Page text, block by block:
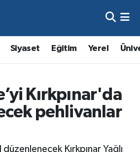
Siyaset Eğitim Yerel
Kırkpınar'da
pehlivanlar
düzenlenecek Kırkpınar Yağlı
Durumu ve Fikstür